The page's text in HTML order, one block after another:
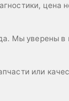
цена
Мы уверены
или